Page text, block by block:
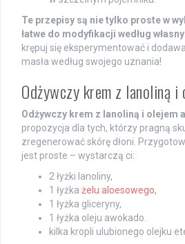
Te przepisy są nie tylko proste w
łatwe do modyfikacji według
krępuj się eksperymentować i
masła według swojego uznania!
Odżywczy krem z lanoliną i
Odżywczy krem z lanoliną i olejem
propozycja dla tych, którzy pragną
zregenerować skórę dłoni.
jest proste – wystarczą ci:
2 łyżki lanoliny,
1 łyżka żelu aloesowego,
1 łyżka gliceryny,
1 łyżka oleju awokado.
kilka kropli ulubionego olejku